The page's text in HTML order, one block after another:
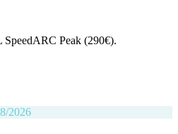
Peak (290€).
2026